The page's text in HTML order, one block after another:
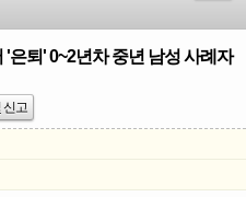
은퇴' 0~2년차 중년 남성 사례자
신고